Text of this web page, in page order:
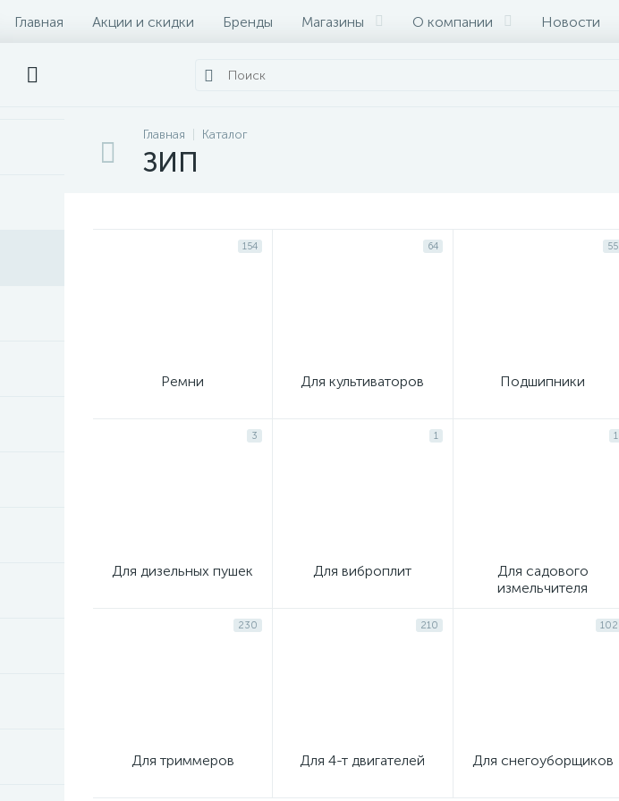
Главная Акции и скидки Бренды Магазины О компании Новости
Главная Каталог
ЗИП
154
Ремни
64
Для культиваторов
55
Подшипники
3
Для дизельных пушек
1
Для виброплит
1
Для садового
измельчителя
230
Для триммеров
210
Для 4-т двигателей
102
Для снегоуборщиков